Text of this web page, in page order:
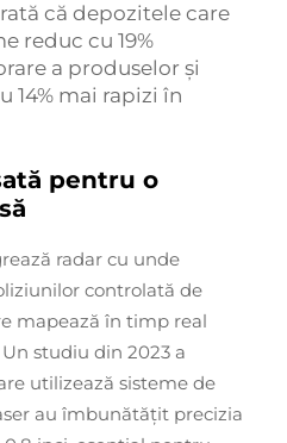
că depozitele care
reduc cu 19%
a produselor și
mai rapizi în
pentru o
radar cu unde
controlată de
mapează în timp real
studiu din 2023 a
utilizează sisteme de
au îmbunătățit precizia